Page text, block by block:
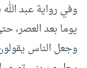
وفي رواية عبد
يوما بعد العصر،
وجعل الناس